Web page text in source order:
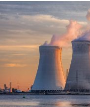
Kliknij, aby powiększyć